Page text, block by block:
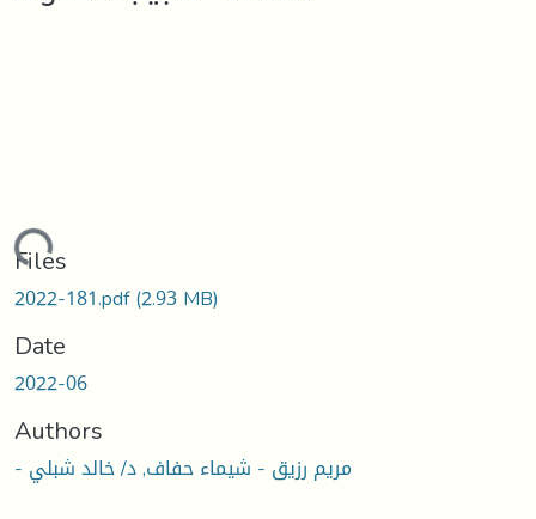
Files
2022-181.pdf(2.93 MB)
Date
2022-06
Authors
- مريم رزيق - شيماء حفاف, د/ خالد شبلي